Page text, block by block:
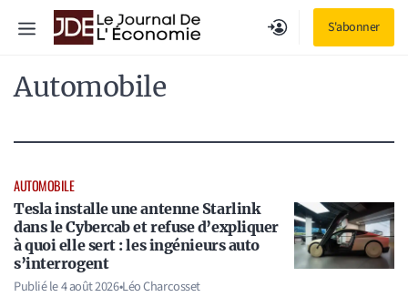
S'abonner
Menu
Automobile
AUTOMOBILE
Tesla installe une antenne Starlink
dans le Cybercab et refuse d’expliquer
à quoi elle sert : les ingénieurs auto
s’interrogent
Publié le4 août 2026•Léo Charcosset